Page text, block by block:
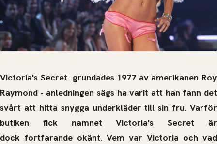
Victoria's Secret grundades 1977 av amerikanen Roy
Raymond - anledningen sägs ha varit att han fann det
svårt att hitta snygga underkläder till sin fru. Varför
butiken fick namnet Victoria's Secret är
dock fortfarande okänt. Vem var Victoria och vad